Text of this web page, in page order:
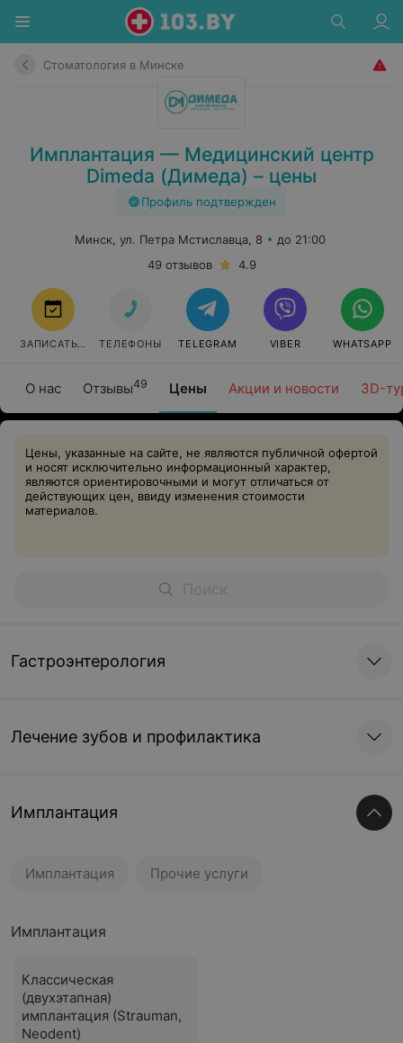
Стоматология в Минске
Имплантация — Медицинский центр
Dimeda (Димеда) – цены
Профиль подтвержден
О нас Отзывы49 Цены Акции и новости 3D-
Минск, ул. Петра Мстиславца, 8
до 21:00
49 отзывов
4.9
ЗАПИСАТЬСЯ ТЕЛЕФОНЫ TELEGRAM VIBER WHATSAPP
Цены, указанные на сайте, не являются публичной офертой
и носят исключительно информационный характер,
являются ориентировочными и могут отличаться от
действующих цен, ввиду изменения стоимости
материалов.
Гастроэнтерология
Лечение зубов и профилактика
Имплантация
Имплантация Прочие услуги
Имплантация
Классическая
(двухэтапная)
имплантация (Strauman,
Neodent)